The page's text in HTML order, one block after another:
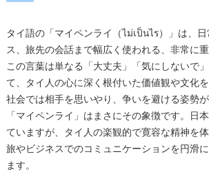
タイ語の「マイペンライ（ไม่เป็นไร）」は、
ス、旅先の会話まで幅広く使われる、非常に重
この言葉は単なる「大丈夫」「気にしないで
て、タイ人の心に深く根付いた価値観や文化
社会では相手を思いやり、争いを避ける姿勢が
「マイペンライ」はまさにその象徴です。日
ていますが、タイ人の楽観的で寛容な精神を体
旅やビジネスでのコミュニケーションを円滑
ます。